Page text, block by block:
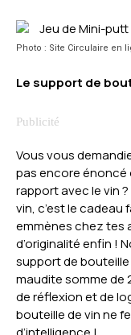
Photo : Site Circulaire en
Le support de
Vous vous
pas encore énoncé
rapport avec le vin
vin, c’est le cadeau
emmènes chez tes
d’originalité enfin !
support de
maudite somme de
de réflexion et de
bouteille de vin ne